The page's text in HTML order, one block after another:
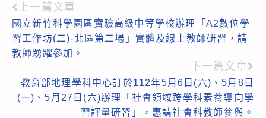
Read
more
articles
上一篇文章
國立新竹科學園區實驗高級中等學校辦理「A2數位學
習工作坊(二)-北區第二場」實體及線上教師研習，請
教師踴躍參加。
下一篇文章
教育部地理學科中心訂於112年5月6日(六)、5月8日
(一)、5月27日(六)辦理「社會領域跨學科素養導向學
習評量研習」，惠請社會科教師參與。